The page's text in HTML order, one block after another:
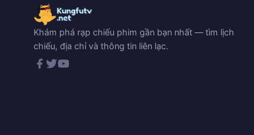
Khám phá rạp chiếu phim gần bạn nhất — tìm lịch
chiếu, địa chỉ và thông tin liên lạc.